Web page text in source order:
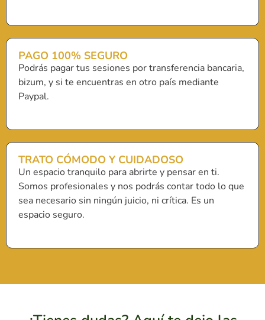
PAGO 100% SEGURO
Podrás pagar tus sesiones por transferencia bancaria,
bizum, y si te encuentras en otro país mediante
Paypal.
TRATO CÓMODO Y CUIDADOSO
Un espacio tranquilo para abrirte y pensar en ti.
Somos profesionales y nos podrás contar todo lo que
sea necesario sin ningún juicio, ni crítica. Es un
espacio seguro.